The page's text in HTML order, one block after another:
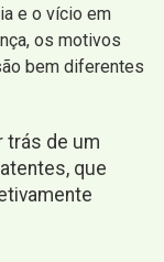
e o vício em
os motivos
bem diferentes
trás de um
que